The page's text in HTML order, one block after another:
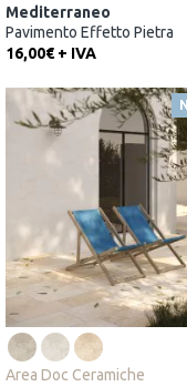
Mediterraneo
Pavimento Effetto Pietra
16,00€ + IVA
Area Doc Ceramiche